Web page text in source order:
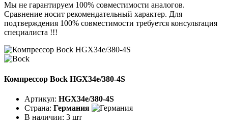
Мы не гарантируем 100% совместимости аналогов.
Сравнение носит рекомендательный характер. Для
подтверждения 100% совместимости требуется консультация
специалиста !!!
Компрессор Bock HGX34e/380-4S
Артикул: HGX34e/380-4S
Страна: Германия
В наличии: 3 шт